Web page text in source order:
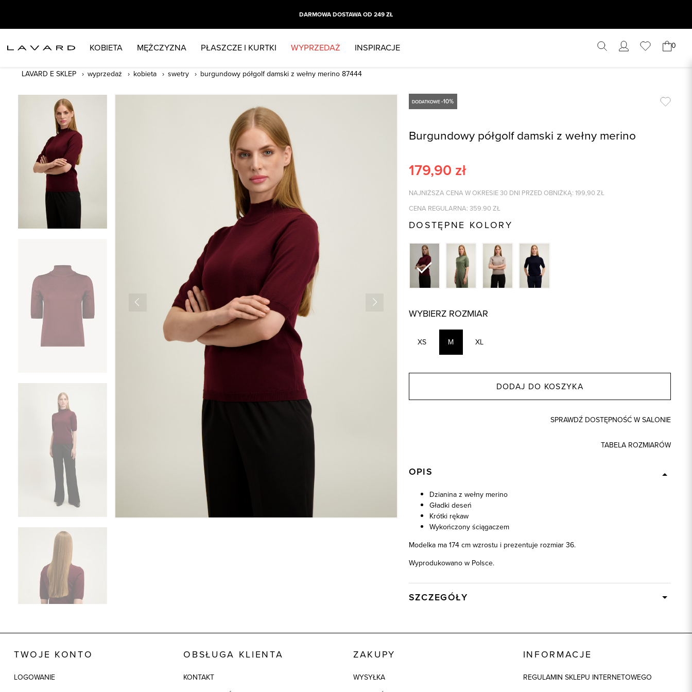
DARMOWA DOSTAWA OD 249 ZŁ
KOBIETA MĘŻCZYZNA PŁASZCZE I KURTKI WYPRZEDAŻ INSPIRACJE 0
LAVARD E SKLEP wyprzedaż kobieta swetry burgundowy półgolf damski z wełny merino 87444
Burgundowy półgolf damski z wełny merino
179,90 zł
NAJNIŻSZA CENA W OKRESIE 30 DNI PRZED OBNIŻKĄ: 199,90 ZŁ
CENA REGULARNA: 359.90 ZŁ
DOSTĘPNE KOLORY
WYBIERZ ROZMIAR
XS M XL
DODAJ DO KOSZYKA
SPRAWDŹ DOSTĘPNOŚĆ W SALONIE
TABELA ROZMIARÓW
OPIS
Dzianina z wełny merino
Gładki deseń
Krótki rękaw
Wykończony ściągaczem
Modelka ma 174 cm wzrostu i prezentuje rozmiar 36.
Wyprodukowano w Polsce.
SZCZEGÓŁY
Kod produktu:
87444
burgundowy
TWOJE KONTO
LOGOWANIE
OBSŁUGA KLIENTA
KONTAKT
ZAKUPY
WYSYŁKA
INFORMACJE
REGULAMIN SKLEPU INTERNETOWEGO